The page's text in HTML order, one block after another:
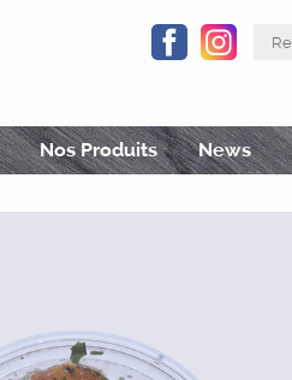
Facebook
Nos Produits News